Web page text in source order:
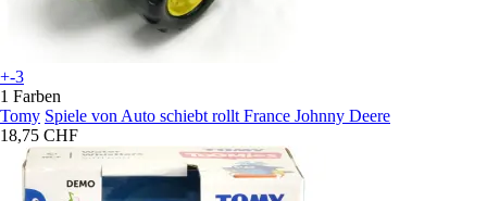
+-3
1 Farben
Tomy Spiele von Auto schiebt rollt France Johnny Deere
18,75 CHF